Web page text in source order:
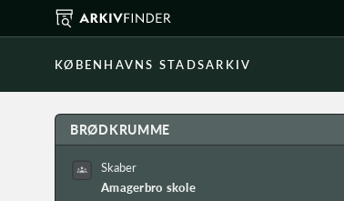
KØBENHAVNS STADSARKIV
BRØDKRUMME
Skaber
Amagerbro skole